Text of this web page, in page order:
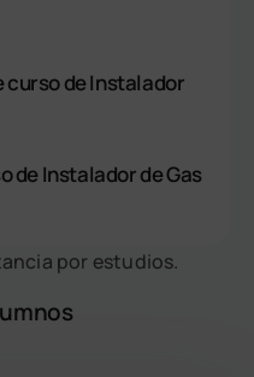
curso de Instalador
de Instalador de Gas
por estudios.